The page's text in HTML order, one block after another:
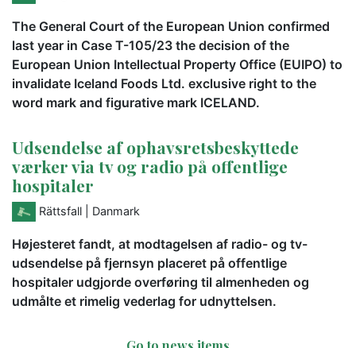
The General Court of the European Union confirmed
last year in Case T-105/23 the decision of the
European Union Intellectual Property Office (EUIPO) to
invalidate Iceland Foods Ltd. exclusive right to the
word mark and figurative mark ICELAND.
Udsendelse af ophavsretsbeskyttede
værker via tv og radio på offentlige
hospitaler
Rättsfall | Danmark
Højesteret fandt, at modtagelsen af radio- og tv-
udsendelse på fjernsyn placeret på offentlige
hospitaler udgjorde overføring til almenheden og
udmålte et rimelig vederlag for udnyttelsen.